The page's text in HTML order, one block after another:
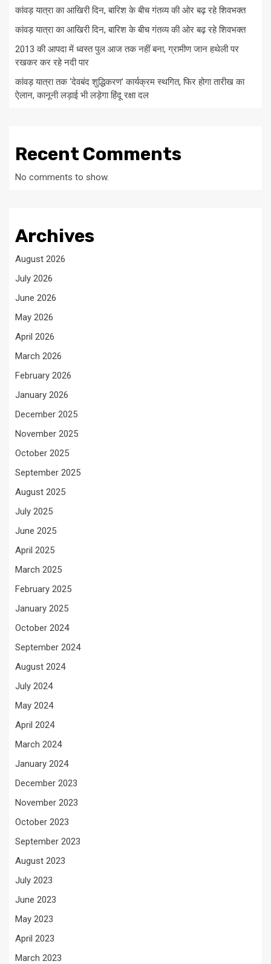
कांवड़ यात्रा का आखिरी दिन, बारिश के बीच गंतव्य की ओर बढ़ रहे शिवभक्त
कांवड़ यात्रा का आखिरी दिन, बारिश के बीच गंतव्य की ओर बढ़ रहे शिवभक्त
2013 की आपदा में ध्वस्त पुल आज तक नहीं बना, ग्रामीण जान हथेली पर
रखकर कर रहे नदी पार
कांवड़ यात्रा तक ‘देवबंद शुद्धिकरण’ कार्यक्रम स्थगित, फिर होगा तारीख का
ऐलान, कानूनी लड़ाई भी लड़ेगा हिंदू रक्षा दल
Recent Comments
No comments to show.
Archives
August 2026
July 2026
June 2026
May 2026
April 2026
March 2026
February 2026
January 2026
December 2025
November 2025
October 2025
September 2025
August 2025
July 2025
June 2025
April 2025
March 2025
February 2025
January 2025
October 2024
September 2024
August 2024
July 2024
May 2024
April 2024
March 2024
January 2024
December 2023
November 2023
October 2023
September 2023
August 2023
July 2023
June 2023
May 2023
April 2023
March 2023